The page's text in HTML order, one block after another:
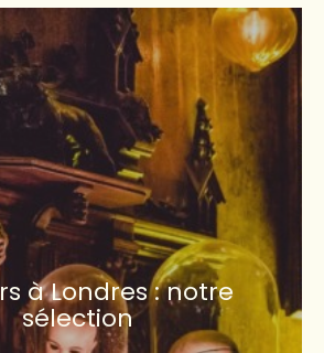
à Londres : notre
sélection